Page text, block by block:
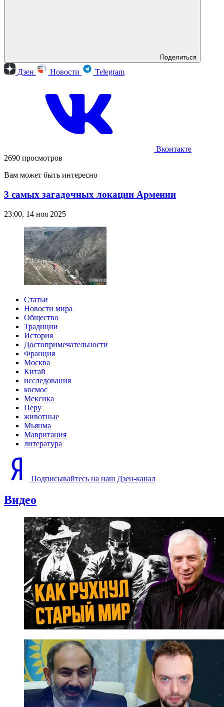
Поделиться
Дзен Новости Telegram
Вконтакте
2690 просмотров
Вам может быть интересно
3 самых загадочных локации Армении
23:00, 14 ноя 2025
Статьи
Новости мира
Общество
Традиции
История
Достопримечательности
Франция
Москва
Китай
исследования
космос
Мексика
Перу
животные
Мьянма
Мавритания
литература
Подписывайтесь на наш Дзен-канал
Видео